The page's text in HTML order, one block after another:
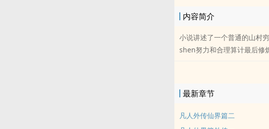
内容简介
小说讲述了一个普通的山村
shen努力和合理算计最后修
最新章节
凡人外传仙界篇二